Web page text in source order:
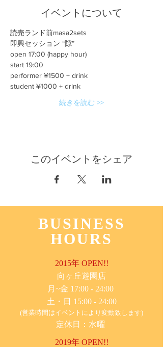
イベントについて
読売ランド前masa2sets
即興セッション “隙”
open 17:00 (happy hour)
start 19:00
performer ¥1500 + drink
student ¥1000 + drink
続きを読む >>
このイベントをシェア
BUSINESS
HOURS
2015年 OPEN!!
​向ヶ丘遊園店
月~金 17:00 - 24:00
土・日 15:00 - 24:00
(営業時間はイベントにより変動致します)
定休日：水曜
2019年 OPEN!!